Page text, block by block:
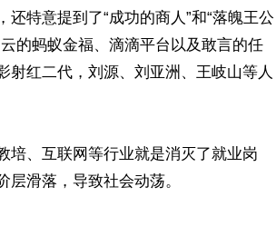
特意提到了“成功的商人”和“落魄王公
的蚂蚁金福、滴滴平台以及敢言的任
射红二代，刘源、刘亚洲、王岐山等人
培、互联网等行业就是消灭了就业岗
滑落，导致社会动荡。